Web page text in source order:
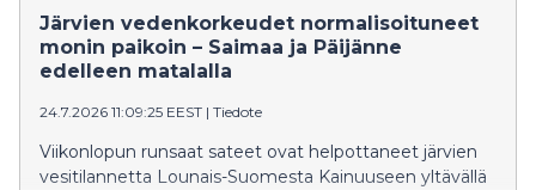
torjuntaan varautunut Rajavartiolaitos ja
Sukelluslääketieteen keskus. Kahden viikon aikana
Ilmarisen tankeista saatiin talteen noin 60 000 litraa
tyhjennettyä. Kovan aallokon takia työ jouduttiin välillä
keskeyttämään.
Järvien vedenkorkeudet normalisoituneet
monin paikoin – Saimaa ja Päijänne
edelleen matalalla
24.7.2026 11:09:25 EEST | Tiedote
Viikonlopun runsaat sateet ovat helpottaneet järvien
vesitilannetta Lounais-Suomesta Kainuuseen yltävällä